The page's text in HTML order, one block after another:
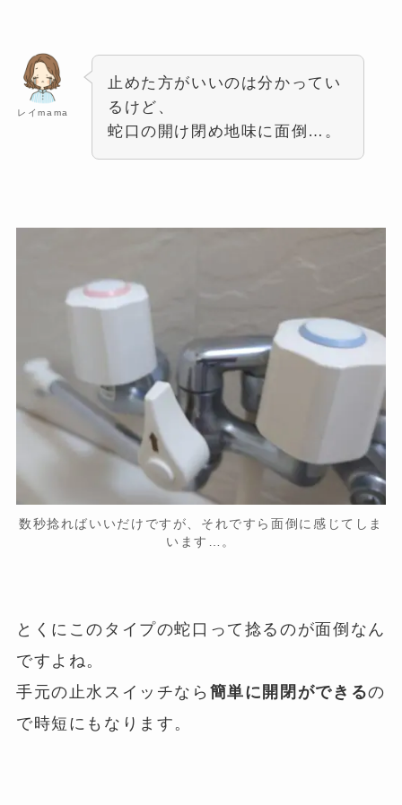
レイmama
止めた方がいいのは分かってい
るけど、
蛇口の開け閉め地味に面倒…。
数秒捻ればいいだけですが、それですら面倒に感じてしま
います…。
とくにこのタイプの蛇口って捻るのが面倒なん
ですよね。
手元の止水スイッチなら 簡単に開閉ができるの
で時短にもなります。